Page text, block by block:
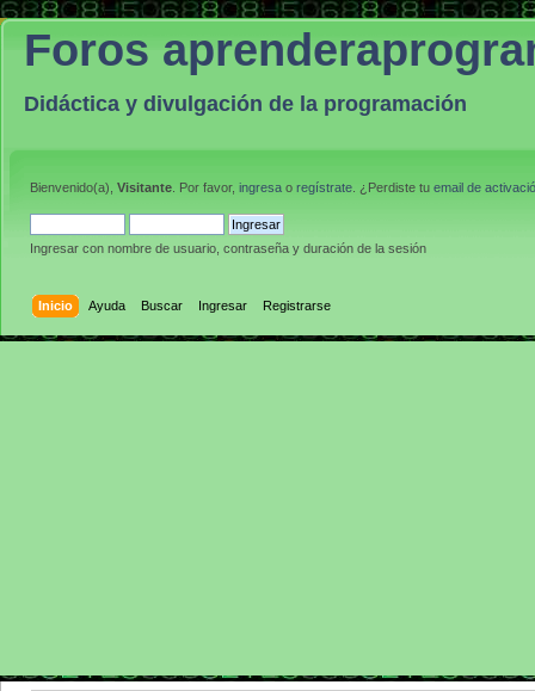
Foros
Didáctica y divulgación de la programación
Bienvenido(a), Visitante . Por favor, ingresa o regístrate . ¿Perdiste tu email de
Ingresar con nombre de usuario, contraseña y duración de la sesión
Inicio Ayuda Buscar Ingresar Registrarse